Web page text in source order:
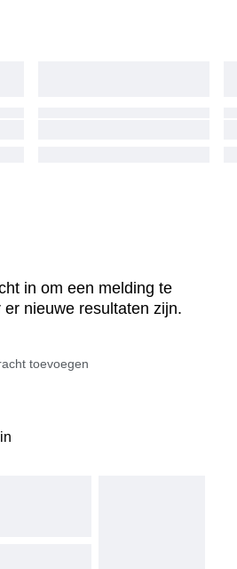
in om een melding te
nieuwe resultaten zijn.